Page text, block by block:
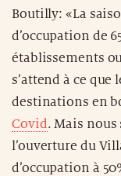
Boutilly: «La
d’occupation de
établissements
s’attend à ce
destinations en
Covid. Mais
l’ouverture du
d’occupation à